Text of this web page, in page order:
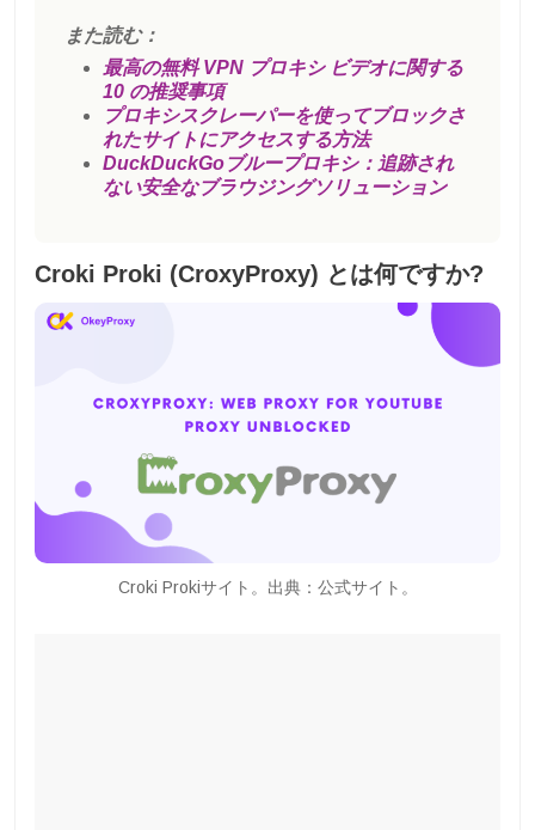
また読む：
最高の無料 VPN プロキシ ビデオに関する
10 の推奨事項
プロキシスクレーパーを使ってブロックさ
れたサイトにアクセスする方法
DuckDuckGoブループロキシ：追跡され
ない安全なブラウジングソリューション
Croki Proki (CroxyProxy) とは何ですか?
Croki Prokiサイト。出典：公式サイト。